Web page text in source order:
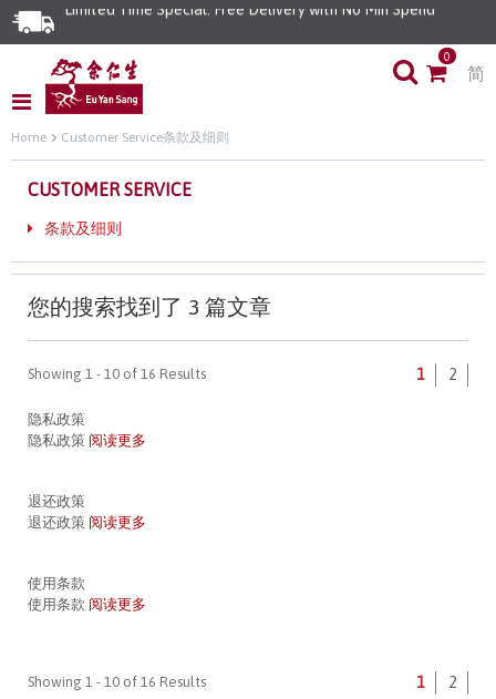
Limited Time Special: Free Delivery with No Min Spend
0
简
Home Customer Service条款及细则
CUSTOMER SERVICE
条款及细则
您的搜索找到了 3 篇文章
Showing 1 - 10 of 16 Results 1 2
隐私政策
隐私政策 阅读更多
退还政策
退还政策 阅读更多
使用条款
使用条款 阅读更多
Showing 1 - 10 of 16 Results 1 2